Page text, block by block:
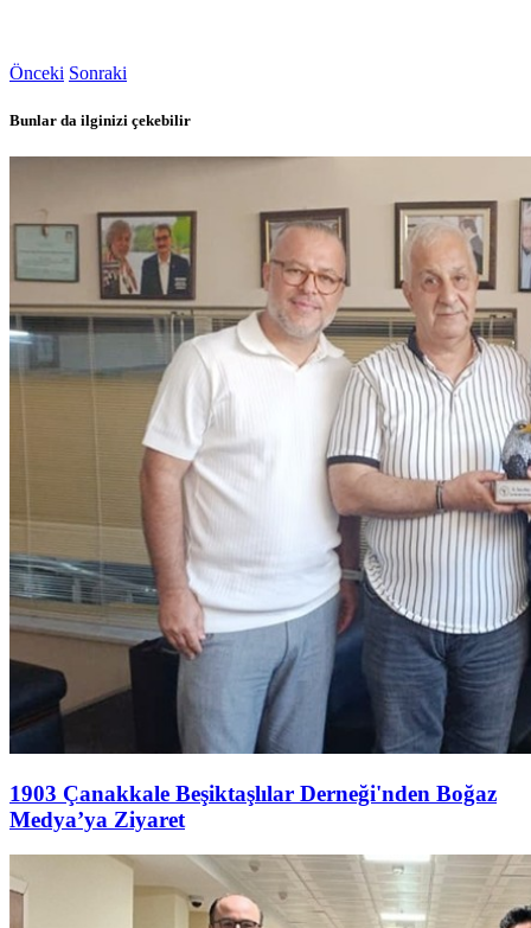
Önceki Sonraki
Bunlar da ilginizi çekebilir
1903 Çanakkale Beşiktaşlılar Derneği'nden Boğaz
Medya’ya Ziyaret